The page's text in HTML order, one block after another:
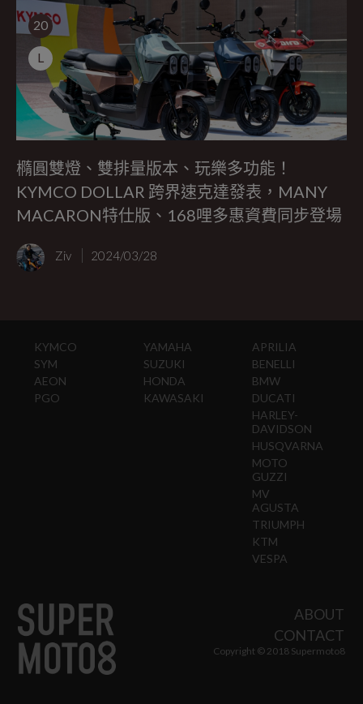
20
L
橢圓雙燈、雙排量版本、玩樂多功能！
KYMCO DOLLAR 跨界速克達發表，MANY
MACARON特仕版、168哩多惠資費同步登場
Ziv 2024/03/28
KYMCO
SYM
AEON
PGO
YAMAHA
SUZUKI
HONDA
KAWASAKI
APRILIA
BENELLI
BMW
DUCATI
HARLEY-
DAVIDSON
HUSQVARNA
MOTO
GUZZI
MV
AGUSTA
TRIUMPH
KTM
VESPA
ABOUT
CONTACT
Copyright © 2018 Supermoto8